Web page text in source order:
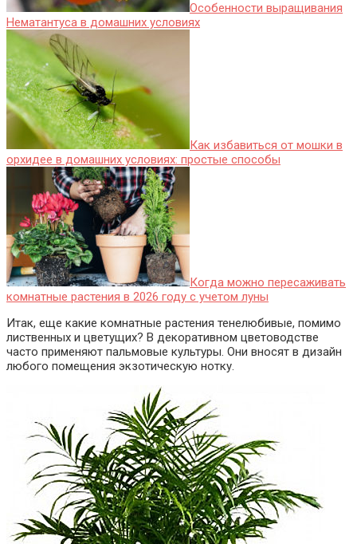
Особенности выращивания
Нематантуса в домашних условиях
Как избавиться от мошки в
орхидее в домашних условиях: простые способы
Когда можно пересаживать
комнатные растения в 2026 году с учетом луны
Итак, еще какие комнатные растения тенелюбивые, помимо
лиственных и цветущих? В декоративном цветоводстве
часто применяют пальмовые культуры. Они вносят в дизайн
любого помещения экзотическую нотку.